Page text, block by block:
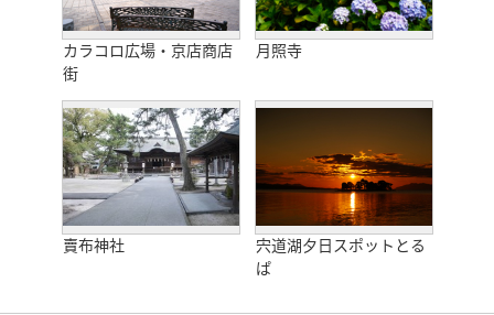
カラコロ広場・京店商店
街
月照寺
賣布神社
宍道湖夕日スポットとる
ぱ